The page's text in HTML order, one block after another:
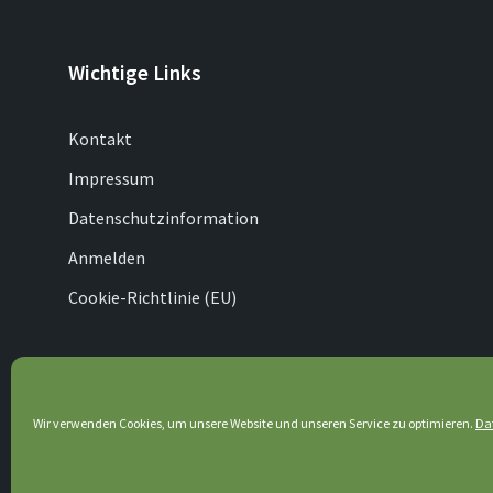
Wir verwenden Cookies, um unsere Website und unseren Service zu optimieren.
Wichtige Links
Kontakt
Impressum
Datenschutzinformation
Anmelden
Cookie-Richtlinie (EU)